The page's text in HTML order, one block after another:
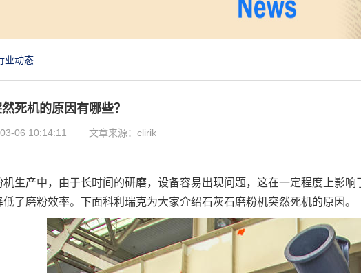
业动态
死机的原因有哪些？
06 10:14:11 文章来源：clirik
生产中，由于长时间的研磨，设备容易出现问题，这在一定程度上影
了磨粉效率。下面科利瑞克为大家介绍石灰石磨粉机突然死机的原因。